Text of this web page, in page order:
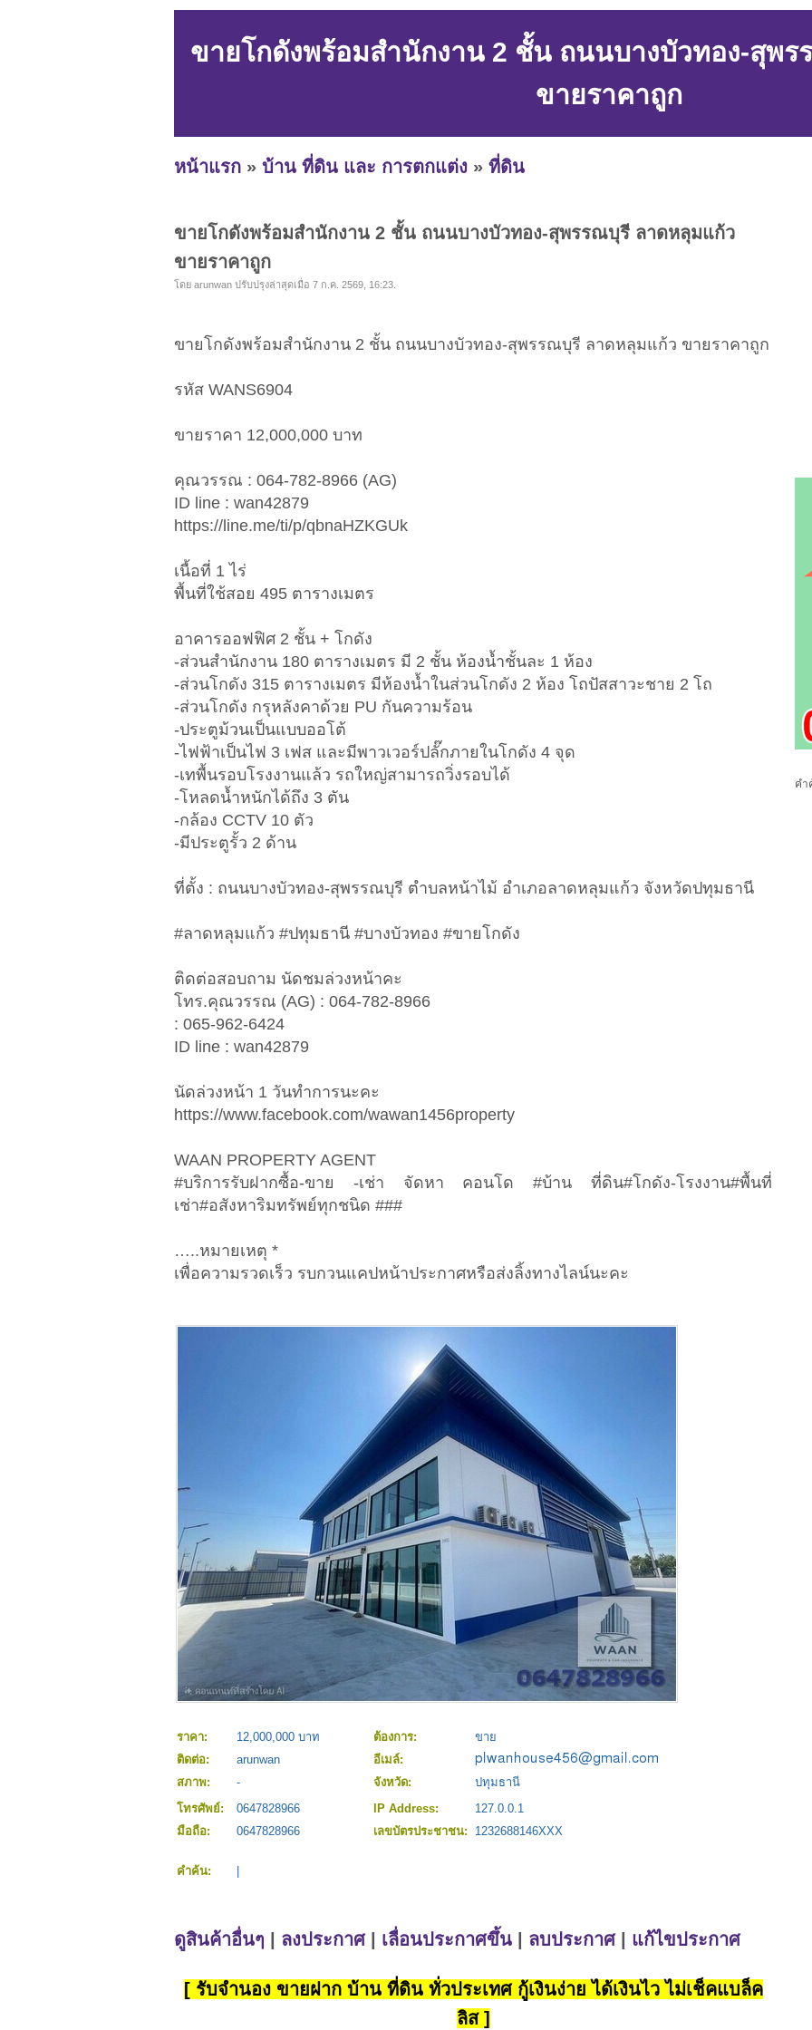
ขายโกดังพร้อมสำนักงาน 2 ชั้น ถนนบางบัวทอง-สุพ
ขายราคาถูก
หน้าแรก » บ้าน ที่ดิน และ การตกแต่ง » ที่ดิน
ขายโกดังพร้อมสำนักงาน 2 ชั้น ถนนบางบัวทอง-สุพรรณบุรี ลาดหลุมแก้ว
ขายราคาถูก
โดย arunwan ปรับปรุงล่าสุดเมื่อ 7 ก.ค. 2569, 16:23.
ขายโกดังพร้อมสำนักงาน 2 ชั้น ถนนบางบัวทอง-สุพรรณบุรี ลาดหลุมแก้ว ขายราคาถูก
รหัส WANS6904
ขายราคา 12,000,000 บาท
คุณวรรณ : 064-782-8966 (AG)
ID line : wan42879
https://line.me/ti/p/qbnaHZKGUk
เนื้อที่ 1 ไร่
พื้นที่ใช้สอย 495 ตารางเมตร
อาคารออฟฟิศ 2 ชั้น + โกดัง
-ส่วนสำนักงาน 180 ตารางเมตร มี 2 ชั้น ห้องน้ำชั้นละ 1 ห้อง
-ส่วนโกดัง 315 ตารางเมตร มีห้องน้ำในส่วนโกดัง 2 ห้อง โถปัสสาวะชาย 2 โถ
-ส่วนโกดัง กรุหลังคาด้วย PU กันความร้อน
-ประตูม้วนเป็นแบบออโต้
-ไฟฟ้าเป็นไฟ 3 เฟส และมีพาวเวอร์ปลั๊กภายในโกดัง 4 จุด
-เทพื้นรอบโรงงานแล้ว รถใหญ่สามารถวิ่งรอบได้
-โหลดน้ำหนักได้ถึง 3 ตัน
-กล้อง CCTV 10 ตัว
-มีประตูรั้ว 2 ด้าน
ที่ตั้ง : ถนนบางบัวทอง-สุพรรณบุรี ตำบลหน้าไม้ อำเภอลาดหลุมแก้ว จังหวัดปทุมธานี
#ลาดหลุมแก้ว #ปทุมธานี #บางบัวทอง #ขายโกดัง
ติดต่อสอบถาม นัดชมล่วงหน้าคะ
โทร.คุณวรรณ (AG) : 064-782-8966
: 065-962-6424
ID line : wan42879
นัดล่วงหน้า 1 วันทำการนะคะ
https://www.facebook.com/wawan1456property
WAAN PROPERTY AGENT
#บริการรับฝากซื้อ-ขาย -เช่า จัดหา คอนโด #บ้าน ที่ดิน#โกดัง-โรงงาน#พื้นที่
เช่า#อสังหาริมทรัพย์ทุกชนิด ###
…..หมายเหตุ *
เพื่อความรวดเร็ว รบกวนแคปหน้าประกาศหรือส่งลิ้งทางไลน์นะคะ
ราคา: 12,000,000 บาท ต้องการ:
ขาย
ติดต่อ:
arunwan
อีเมล์:
สภาพ:
- จังหวัด:
ปทุมธานี
โทรศัพย์:
0647828966 IP Address:
127.0.0.1
มือถือ:
0647828966 เลขบัตรประชาชน: 1232688146XXX
คำค้น:
ดูสินค้าอื่นๆ ลงประกาศ| เลื่อนประกาศขึ้น ลบประกาศ| แก้ไขประกาศ
[ รับจำนอง ขายฝาก บ้าน ที่ดิน ทั่วประเทศ กู้เงินง่าย ได้เงินไว ไม่เช็คแบล็ค
ลิส ]
คำ